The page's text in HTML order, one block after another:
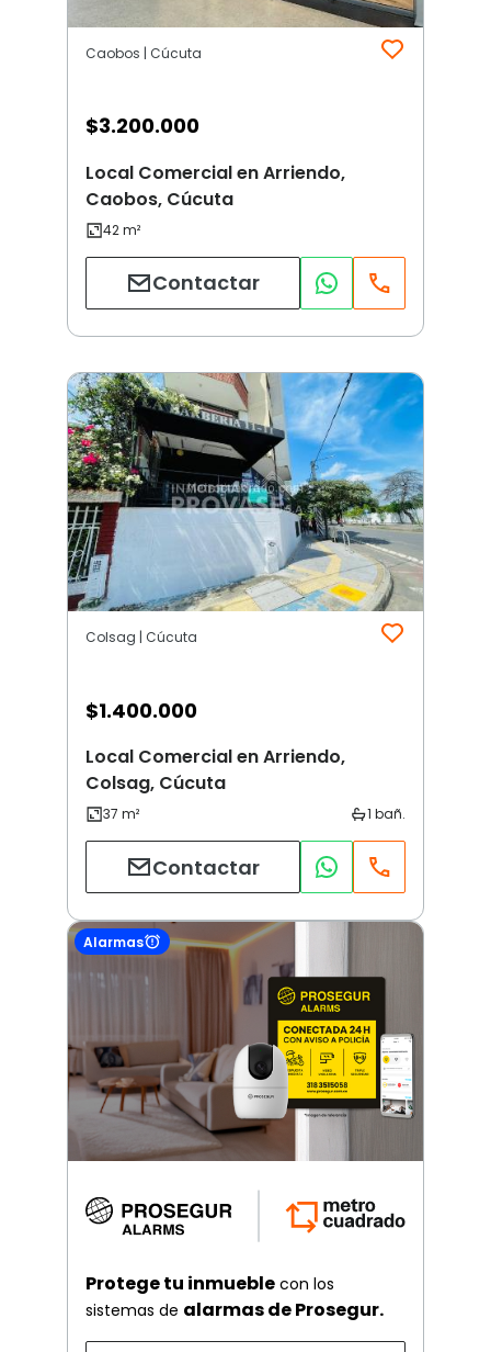
Caobos | Cúcuta
$3.200.000
Local Comercial en Arriendo,
Caobos, Cúcuta
Contactar
Colsag | Cúcuta
$1.400.000
Local Comercial en Arriendo,
Colsag, Cúcuta
Contactar
Alarmas
Protege tu inmueble con los
sistemas de alarmas de Prosegur.